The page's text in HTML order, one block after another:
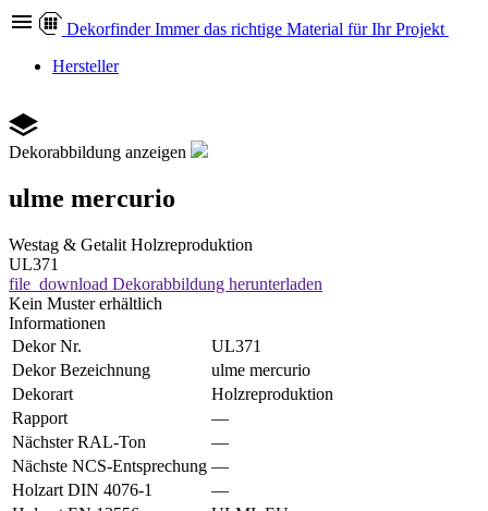
Dekorfinder Immer das richtige Material für Ihr Projekt
Hersteller
Dekorabbildung anzeigen
ulme mercurio
Westag & Getalit Holzreproduktion
UL371
file_download Dekorabbildung herunterladen
Kein Muster erhältlich
Informationen
Dekor Nr.
UL371
Dekor Bezeichnung
ulme mercurio
Dekorart
Holzreproduktion
Rapport
—
Nächster RAL-Ton
—
Nächste NCS-Entsprechung —
Holzart DIN 4076-1
—